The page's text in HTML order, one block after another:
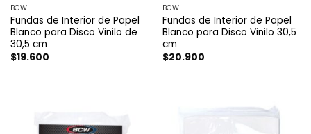
BCW
Fundas de Interior de Papel
Blanco para Disco Vinilo de
30,5 cm
$19.600
BCW
Fundas de Interior de Papel
Blanco para Disco Vinilo 30,5
cm
$20.900